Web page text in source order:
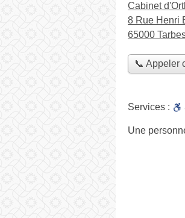
Cabinet
8 Rue Henri
65000
📞 Appeler
Services :
Une